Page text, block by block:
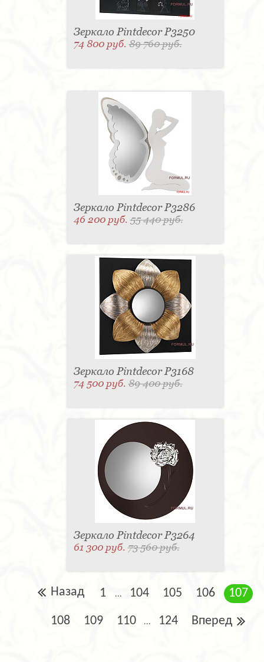
Зеркало Pintdecor P3250
74 800 руб.89 760 руб.
Зеркало Pintdecor P3286
46 200 руб.55 440 руб.
Зеркало Pintdecor P3168
74 500 руб.89 400 руб.
Зеркало Pintdecor P3264
61 300 руб.73 560 руб.
Назад 1 ... 104 105 106 107
108 109 110 ... 124 Вперед